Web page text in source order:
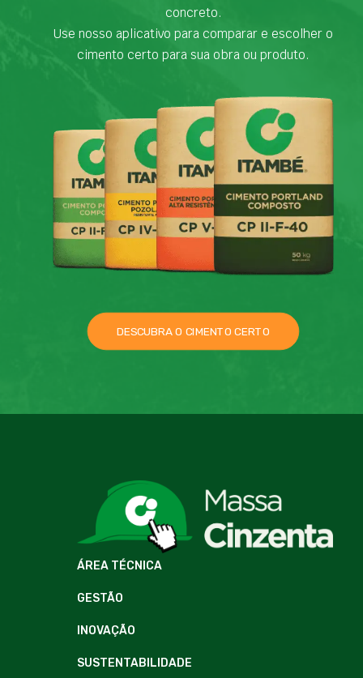
concreto.
Use nosso aplicativo para comparar e escolher o
cimento certo para sua obra ou produto.
DESCUBRA O CIMENTO CERTO
ÁREA TÉCNICA
GESTÃO
INOVAÇÃO
SUSTENTABILIDADE